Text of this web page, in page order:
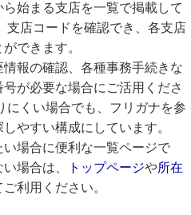
始まる支店を一覧で掲載して
支店コードを確認でき、各支店
できます。
報の確認、各種事務手続きな
が必要な場合にご活用くださ
にくい場合でも、フリガナを参
やすい構成にしています。
い場合に便利な一覧ページで
場合は、
トップページや所在
利用ください。